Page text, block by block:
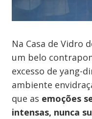
Na Casa de Vidro
um belo
excesso de yang-
ambiente
que as emoções
intensas, nunca